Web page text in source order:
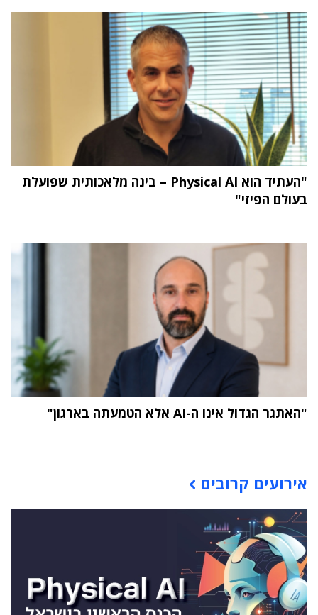
"העתיד הוא Physical AI – בינה מלאכותית שפועלת
בעולם הפיזי"
"האתגר הגדול אינו ה-AI אלא הטמעתה בארגון"
אירועים קרובים